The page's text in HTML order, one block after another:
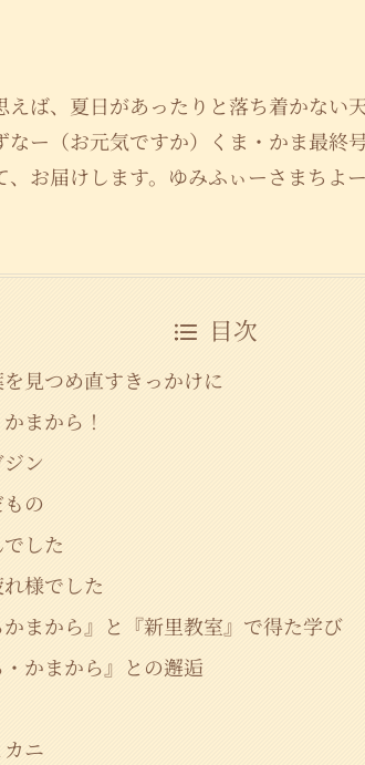
えば、夏日があったりと落ち着かな
ー（お元気ですか）くま・かま最終
お届けします。ゆみふぃーさまちよ
目次
見つめ直すきっかけに
まから！
ン
の
した
様でした
かまから』と『新里教室』で得た学び
・かまから』との邂逅
ニ